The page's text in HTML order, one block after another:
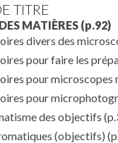
TITRE
MATIÈRES (p.92)
divers des
pour faire les
pour microscopes
pour
des objectifs
(objectifs)